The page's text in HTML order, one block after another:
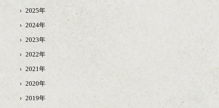
2025年
2024年
2023年
2022年
2021年
2020年
2019年